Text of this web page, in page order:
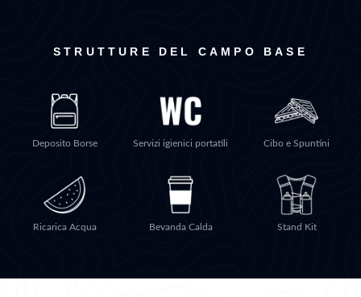
STRUTTURE DEL CAMPO BASE
Deposito Borse Servizi igienici portatili Cibo e Spuntini
Ricarica Acqua Bevanda Calda Stand Kit